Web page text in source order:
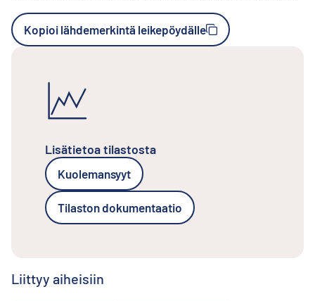
Kopioi lähdemerkintä leikepöydälle
Lisätietoa tilastosta
Kuolemansyyt
Tilaston dokumentaatio
Liittyy aiheisiin